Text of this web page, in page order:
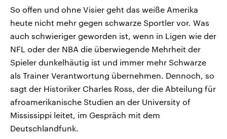
So offen und ohne Visier geht das weiße Amerika
heute nicht mehr gegen schwarze Sportler vor. Was
auch schwieriger geworden ist, wenn in Ligen wie der
NFL oder der NBA die überwiegende Mehrheit der
Spieler dunkelhäutig ist und immer mehr Schwarze
als Trainer Verantwortung übernehmen. Dennoch, so
sagt der Historiker Charles Ross, der die Abteilung für
afroamerikanische Studien an der University of
Mississippi leitet, im Gespräch mit dem
Deutschlandfunk.